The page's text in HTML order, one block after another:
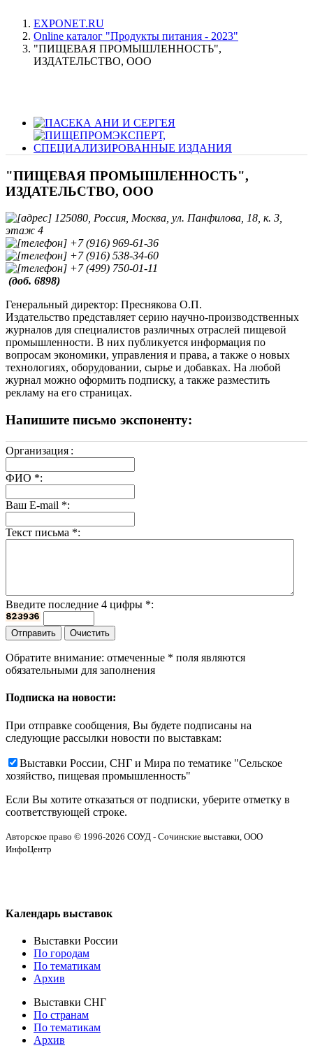
EXPONET.RU
Online каталог "Продукты питания - 2023"
"ПИЩЕВАЯ ПРОМЫШЛЕННОСТЬ",
ИЗДАТЕЛЬСТВО, ООО
"ПИЩЕВАЯ ПРОМЫШЛЕННОСТЬ",
ИЗДАТЕЛЬСТВО, ООО
125080, Россия, Москва, ул. Панфилова, 18, к. 3,
этаж 4
+7 (916) 969-61-36
+7 (916) 538-34-60
+7 (499) 750-01-11
(доб. 6898)
Генеральный директор: Преснякова О.П.
Издательство представляет серию научно-производственных
журналов для специалистов различных отраслей пищевой
промышленности. В них публикуется информация по
вопросам экономики, управления и права, а также о новых
технологиях, оборудовании, сырье и добавках. На любой
журнал можно оформить подписку, а также разместить
рекламу на его страницах.
Напишите письмо экспоненту:
Организация :
ФИО *:
Ваш E-mail *:
Текст письма *:
Введите последние 4 цифры *:
Обратите внимание: отмеченные * поля являются
обязательными для заполнения
Подписка на новости:
При отправке сообщения, Вы будете подписаны на
следующие рассылки новости по выставкам:
Выставки России, СНГ и Мира по тематике "Сельское
хозяйство, пищевая промышленность"
Если Вы хотите отказаться от подписки, уберите отметку в
соответствующей строке.
Авторское право © 1996-2026 СОУД - Сочинские выставки, ООО
ИнфоЦентр
Календарь выставок
Выставки России
По городам
По тематикам
Архив
Выставки СНГ
По странам
По тематикам
Архив